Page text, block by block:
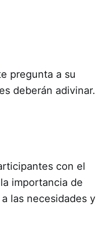
pregunta a su
deberán adivinar.
con el
importancia de
las necesidades y